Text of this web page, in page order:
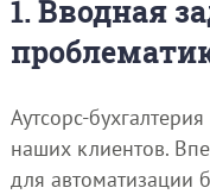
1. Вводная
Аутсорс-
наших клиентов.
для автоматизации